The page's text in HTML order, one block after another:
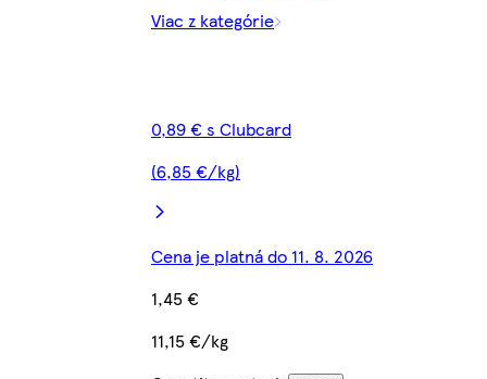
Viac z kategórie
0,89 € s Clubcard
(6,85 €/kg)
Cena je platná do 11. 8. 2026
1,45 €
11,15 €/kg